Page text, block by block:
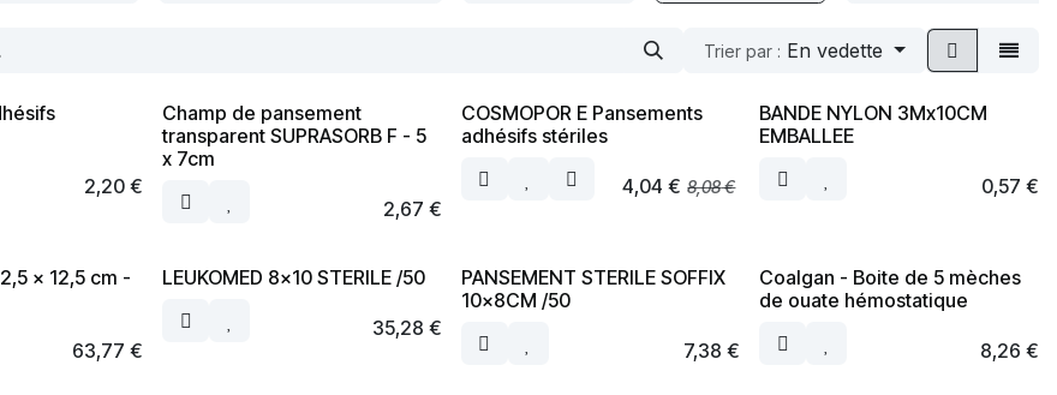
Trier par : En vedette
2,20 €
Champ de pansement
transparent SUPRASORB F - 5
x 7cm
2,67 €
COSMOPOR E Pansements
adhésifs stériles
4,04 € 8,08€
BANDE NYLON 3Mx10CM
EMBALLEE
0,57 €
x 12,5 cm -
63,77 €
LEUKOMED 8x10 STERILE /50
35,28 €
PANSEMENT STERILE SOFFIX
10x8CM /50
7,38 €
Coalgan - Boite de 5 mèches
de ouate hémostatique
8,26 €